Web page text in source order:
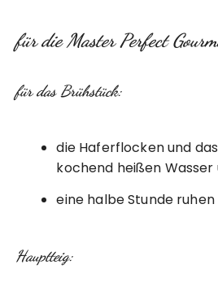
für die Master Perfect
für das Brühstück:
die Haferflocken und
kochend heißen
eine halbe Stunde
Hauptteig: